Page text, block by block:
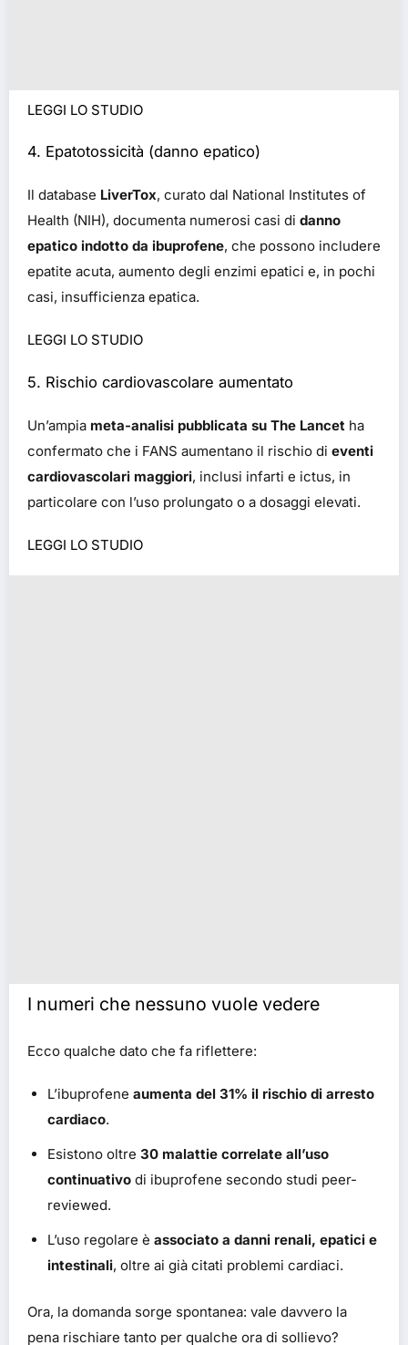
LEGGI LO STUDIO
4. Epatotossicità (danno epatico)
Il database LiverTox, curato dal National Institutes of
Health (NIH), documenta numerosi casi di danno
epatico indotto da ibuprofene, che possono includere
epatite acuta, aumento degli enzimi epatici e, in pochi
casi, insufficienza epatica.
LEGGI LO STUDIO
5. Rischio cardiovascolare aumentato
Un’ampia meta-analisi pubblicata su The Lancet ha
confermato che i FANS aumentano il rischio di eventi
cardiovascolari maggiori, inclusi infarti e ictus, in
particolare con l’uso prolungato o a dosaggi elevati.
LEGGI LO STUDIO
I numeri che nessuno vuole vedere
Ecco qualche dato che fa riflettere:
L’ibuprofene aumenta del 31% il rischio di arresto
cardiaco.
Esistono oltre 30 malattie correlate all’uso
continuativo di ibuprofene secondo studi peer-
reviewed.
L’uso regolare è associato a danni renali, epatici e
intestinali, oltre ai già citati problemi cardiaci.
Ora, la domanda sorge spontanea: vale davvero la
pena rischiare tanto per qualche ora di sollievo?